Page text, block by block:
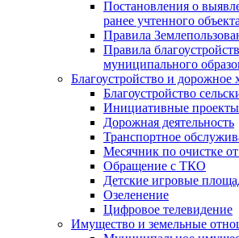
Постановления о
ранее учтенного
Правила
Правила
муниципального
Благоустройство и дорожное
Благоустройство
Инициативные проекты
Дорожная деятельность
Транспортное
Месячник по очистке
Обращение с ТКО
Детские игровые
Озеленение
Цифровое телевидение
Имущество и земельные